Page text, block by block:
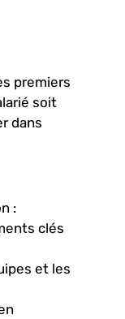
premiers
soit
dans
:
clés
et les